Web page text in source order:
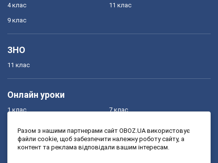
4 клас
9 клас
11 клас
ЗНО
11 клас
Онлайн уроки
1 клас
3 клас
7 клас
9 клас
Разом з нашими партнерами сайт OBOZ.UA використовує
файли cookie, щоб забезпечити належну роботу сайту, а
контент та реклама відповідали вашим інтересам.